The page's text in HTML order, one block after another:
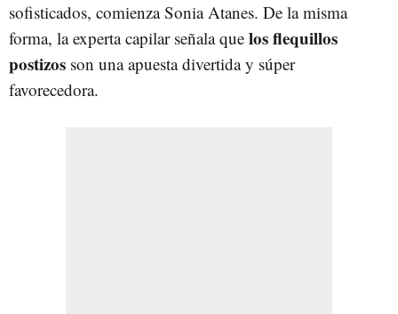
sofisticados, comienza Sonia Atanes. De la misma
forma, la experta capilar señala que los flequillos
postizos son una apuesta divertida y súper
favorecedora.